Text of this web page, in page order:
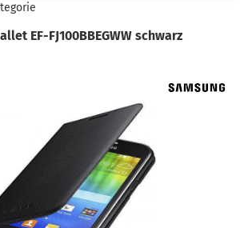
EF-​FJ100BBEGWW schwarz